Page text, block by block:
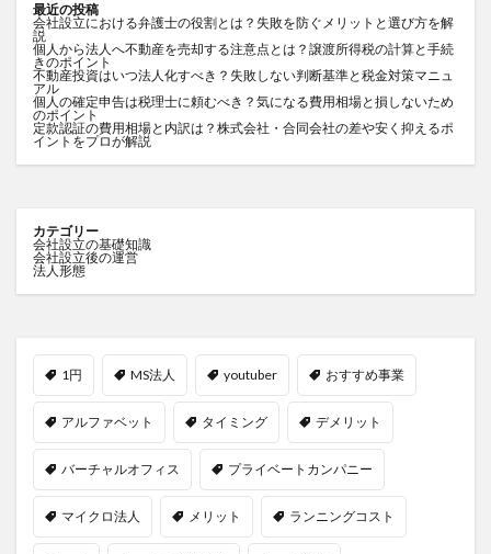
最近の投稿
会社設立における弁護士の役割とは？失敗を防ぐメリットと選び方を解
説
個人から法人へ不動産を売却する注意点とは？譲渡所得税の計算と手続
きのポイント
不動産投資はいつ法人化すべき？失敗しない判断基準と税金対策マニュ
アル
個人の確定申告は税理士に頼むべき？気になる費用相場と損しないため
のポイント
定款認証の費用相場と内訳は？株式会社・合同会社の差や安く抑えるポ
イントをプロが解説
カテゴリー
会社設立の基礎知識
会社設立後の運営
法人形態
1円 MS法人 youtuber おすすめ事業
アルファベット タイミング デメリット
バーチャルオフィス プライベートカンパニー
マイクロ法人 メリット ランニングコスト